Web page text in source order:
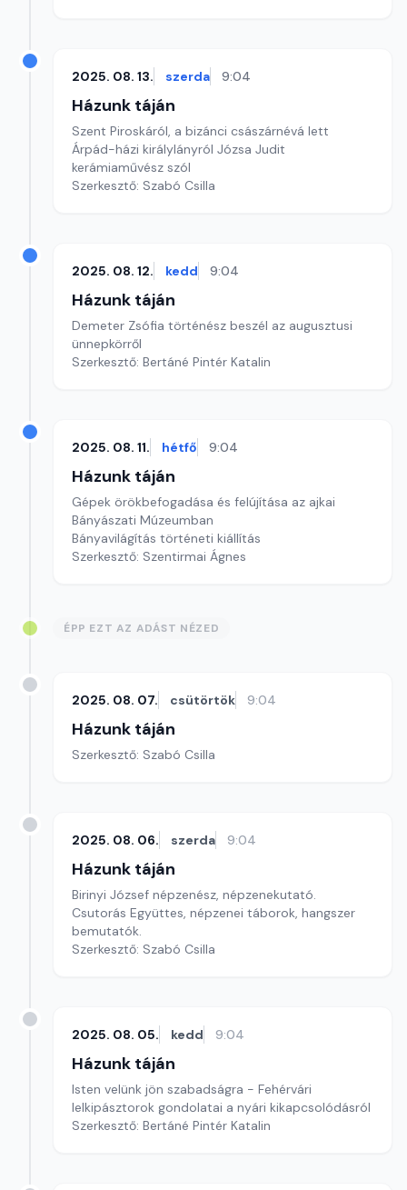
2025. 08. 13. szerda 9:04
Házunk táján
Szent Piroskáról, a bizánci császárnévá lett
Árpád-házi királylányról Józsa Judit
kerámiaművész szól
Szerkesztő: Szabó Csilla
2025. 08. 12. kedd 9:04
Házunk táján
Demeter Zsófia történész beszél az augusztusi
ünnepkörről
Szerkesztő: Bertáné Pintér Katalin
2025. 08. 11. hétfő 9:04
Házunk táján
Gépek örökbefogadása és felújítása az ajkai
Bányászati Múzeumban
Bányavilágítás történeti kiállítás
Szerkesztő: Szentirmai Ágnes
ÉPP EZT AZ ADÁST NÉZED
2025. 08. 07. csütörtök 9:04
Házunk táján
Szerkesztő: Szabó Csilla
2025. 08. 06. szerda 9:04
Házunk táján
Birinyi József népzenész, népzenekutató.
Csutorás Együttes, népzenei táborok, hangszer
bemutatók.
Szerkesztő: Szabó Csilla
2025. 08. 05. kedd 9:04
Házunk táján
Isten velünk jön szabadságra - Fehérvári
lelkipásztorok gondolatai a nyári kikapcsolódásról
Szerkesztő: Bertáné Pintér Katalin